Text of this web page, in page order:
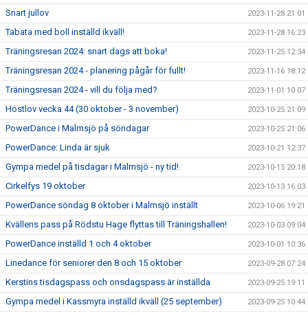
Snart jullov 2023-11-28 21:01
Tabata med boll inställd ikväll! 2023-11-28 16:23
Träningsresan 2024: snart dags att boka! 2023-11-25 12:34
Träningsresan 2024 - planering pågår för fullt! 2023-11-16 18:12
Träningsresan 2024 - vill du följa med? 2023-11-01 10:07
Höstlov vecka 44 (30 oktober - 3 november) 2023-10-25 21:09
PowerDance i Malmsjö på söndagar 2023-10-25 21:06
PowerDance: Linda är sjuk 2023-10-21 12:37
Gympa medel på tisdagar i Malmsjö - ny tid! 2023-10-15 20:18
Cirkelfys 19 oktober 2023-10-13 16:03
PowerDance söndag 8 oktober i Malmsjö inställt 2023-10-06 19:21
Kvällens pass på Rödstu Hage flyttas till Träningshallen! 2023-10-03 09:04
PowerDance inställd 1 och 4 oktober 2023-10-01 10:36
Linedance för seniorer den 8 och 15 oktober 2023-09-28 07:24
Kerstins tisdagspass och onsdagspass är inställda 2023-09-25 19:11
Gympa medel i Kassmyra inställd ikväll (25 september) 2023-09-25 10:44